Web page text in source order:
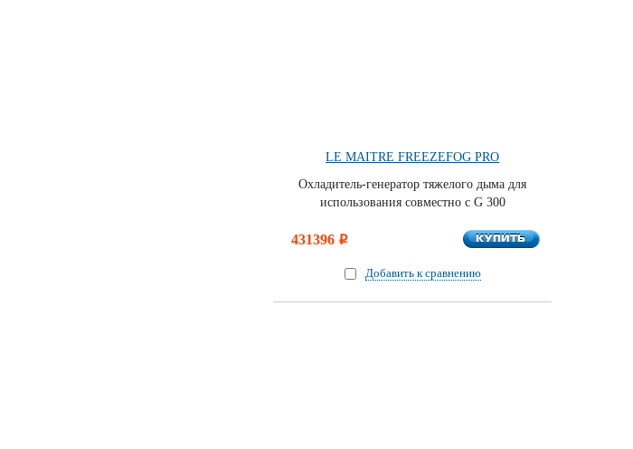
LE MAITRE FREEZEFOG PRO
Охладитель-генератор тяжелого дыма для
использования совместно с G 300
431396 i КУПИТЬ
КУПИТЬ
Добавить к сравнению